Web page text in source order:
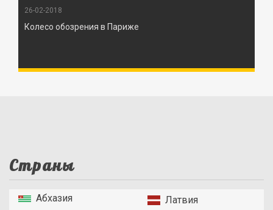
26-02-2018
Колесо обозрения в Париже
Страны
Абхазия
Латвия